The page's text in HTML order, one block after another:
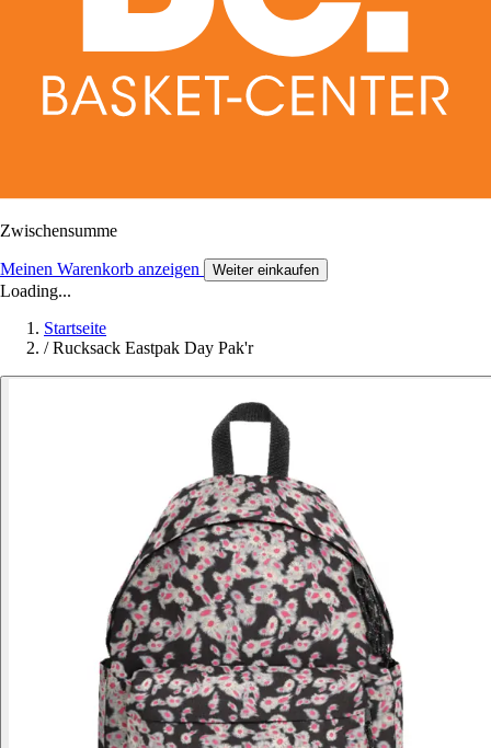
Zwischensumme
Meinen Warenkorb anzeigen Weiter einkaufen
Loading...
Startseite
/ Rucksack Eastpak Day Pak'r